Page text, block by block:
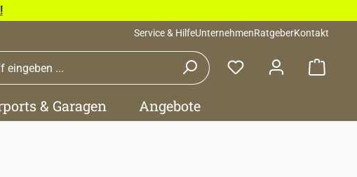
Service & HilfeUnternehmenRatgeberKontakt
& Garagen Angebote